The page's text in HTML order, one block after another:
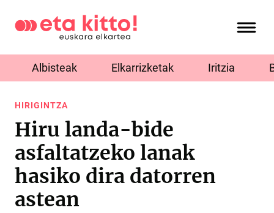
Albisteak Elkarrizketak Iritzia
HIRIGINTZA
Hiru landa-bide
asfaltatzeko lanak
hasiko dira datorren
astean